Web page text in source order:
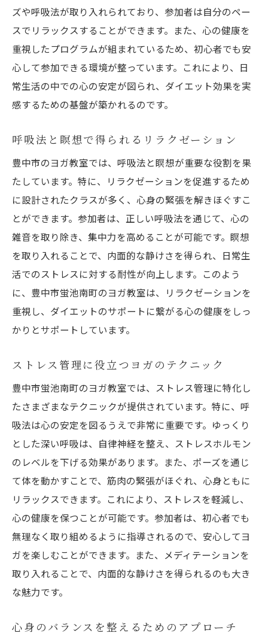
ズや呼吸法が取り入れられており、参加者は自分のペー
スでリラックスすることができます。また、心の健康を
重視したプログラムが組まれているため、初心者でも安
心して参加できる環境が整っています。これにより、日
常生活の中での心の安定が図られ、ダイエット効果を実
感するための基盤が築かれるのです。
呼吸法と瞑想で得られるリラクゼーション
豊中市のヨガ教室では、呼吸法と瞑想が重要な役割を果
たしています。特に、リラクゼーションを促進するため
に設計されたクラスが多く、心身の緊張を解きほぐすこ
とができます。参加者は、正しい呼吸法を通じて、心の
雑音を取り除き、集中力を高めることが可能です。瞑想
を取り入れることで、内面的な静けさを得られ、日常生
活でのストレスに対する耐性が向上します。このよう
に、豊中市蛍池南町のヨガ教室は、リラクゼーションを
重視し、ダイエットのサポートに繋がる心の健康をしっ
かりとサポートしています。
ストレス管理に役立つヨガのテクニック
豊中市蛍池南町のヨガ教室では、ストレス管理に特化し
たさまざまなテクニックが提供されています。特に、呼
吸法は心の安定を図るうえで非常に重要です。ゆっくり
とした深い呼吸は、自律神経を整え、ストレスホルモン
のレベルを下げる効果があります。また、ポーズを通じ
て体を動かすことで、筋肉の緊張がほぐれ、心身ともに
リラックスできます。これにより、ストレスを軽減し、
心の健康を保つことが可能です。参加者は、初心者でも
無理なく取り組めるように指導されるので、安心してヨ
ガを楽しむことができます。また、メディテーションを
取り入れることで、内面的な静けさを得られるのも大き
な魅力です。
心身のバランスを整えるためのアプローチ